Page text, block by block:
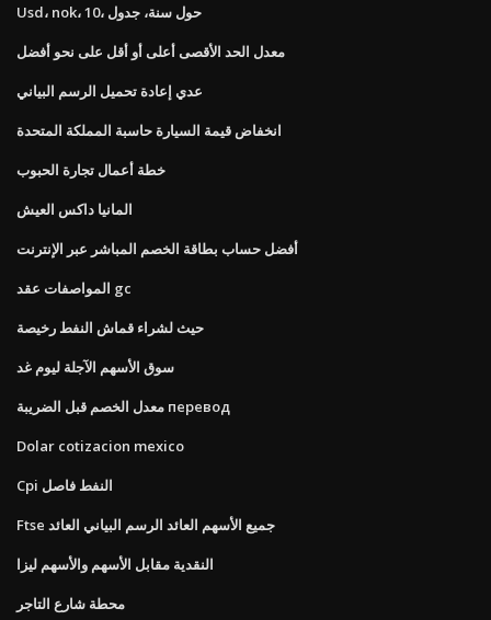
Usd، nok، 10، حول سنة، جدول
معدل الحد الأقصى أعلى أو أقل على نحو أفضل
عدي إعادة تحميل الرسم البياني
انخفاض قيمة السيارة حاسبة المملكة المتحدة
خطة أعمال تجارة الحبوب
المانيا داكس العيش
أفضل حساب بطاقة الخصم المباشر عبر الإنترنت
المواصفات عقد gc
حيث لشراء قماش النفط رخيصة
سوق الأسهم الآجلة ليوم غد
معدل الخصم قبل الضريبة перевод
Dolar cotizacion mexico
Cpi النفط فاصل
Ftse جميع الأسهم العائد الرسم البياني العائد
النقدية مقابل الأسهم والأسهم ليزا
محطة شارع التاجر